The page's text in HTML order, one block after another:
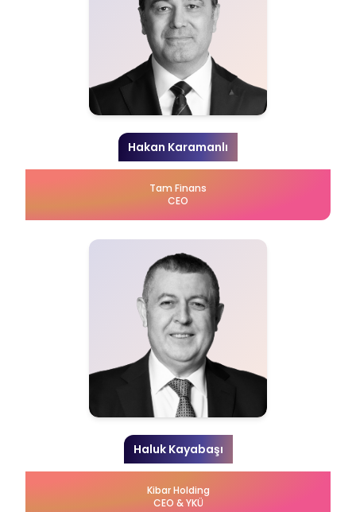
Hakan Karamanlı
Tam Finans
CEO
Haluk Kayabaşı
Kibar Holding
CEO & YKÜ